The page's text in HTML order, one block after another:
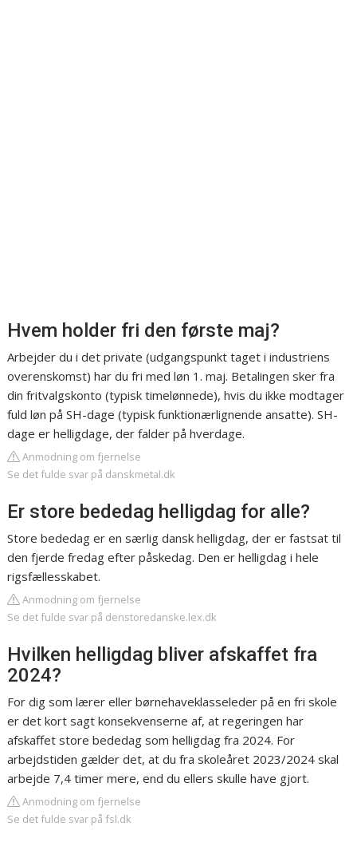
Hvem holder fri den første maj?
Arbejder du i det private (udgangspunkt taget i industriens
overenskomst) har du fri med løn 1. maj. Betalingen sker fra
din fritvalgskonto (typisk timelønnede), hvis du ikke modtager
fuld løn på SH-dage (typisk funktionærlignende ansatte). SH-
dage er helligdage, der falder på hverdage.
Anmodning om fjernelse
Se det fulde svar på danskmetal.dk
Er store bededag helligdag for alle?
Store bededag er en særlig dansk helligdag, der er fastsat til
den fjerde fredag efter påskedag. Den er helligdag i hele
rigsfællesskabet.
Anmodning om fjernelse
Se det fulde svar på denstoredanske.lex.dk
Hvilken helligdag bliver afskaffet fra
2024?
For dig som lærer eller børnehaveklasseleder på en fri skole
er det kort sagt konsekvenserne af, at regeringen har
afskaffet store bededag som helligdag fra 2024. For
arbejdstiden gælder det, at du fra skoleåret 2023/2024 skal
arbejde 7,4 timer mere, end du ellers skulle have gjort.
Anmodning om fjernelse
Se det fulde svar på fsl.dk